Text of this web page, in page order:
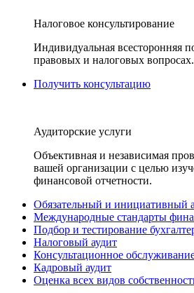
Налоговое консультирование
Индивидуальная всесторонняя
правовых и налоговых вопросах.
Получить консультацию
Аудиторские услуги
Объективная и независимая
вашей организации с целью
финансовой отчетности.
Обязательный и инициативный
Международные стандарты
Подбор и тестирование
Налоговый аудит
Консультационное
Кадровый аудит
Оценка всех видов